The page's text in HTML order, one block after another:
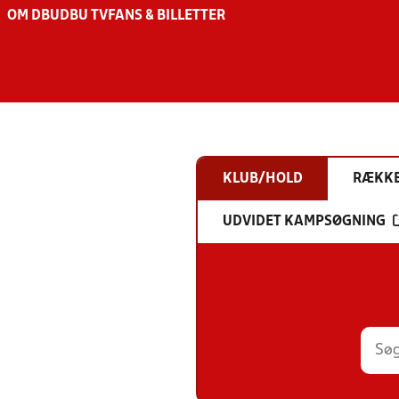
OM DBU DBU TV FANS & BILLETTER
KLUB/HOLD
UDVIDET KAMPSØGNING